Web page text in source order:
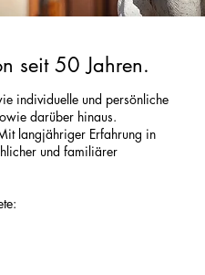
seit 50 Jahren.
individuelle und persönliche
darüber hinaus.
langjähriger Erfahrung in
und familiärer